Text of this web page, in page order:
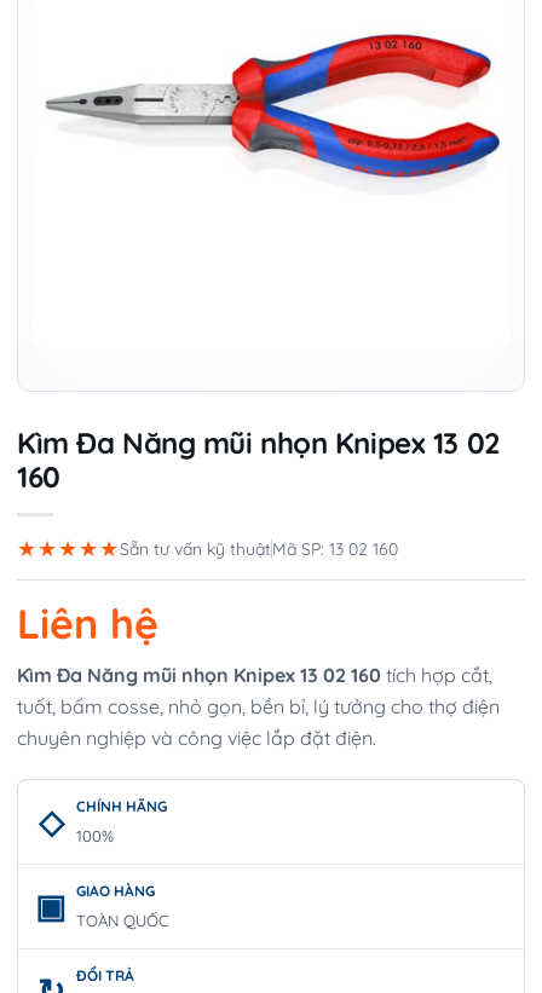
Kìm Đa Năng mũi nhọn Knipex 13 02
160
★★★★★Sẵn tư vấn kỹ thuậtMã SP: 13 02 160
Liên hệ
Kìm Đa Năng mũi nhọn Knipex 13 02 160 tích hợp cắt,
tuốt, bấm cosse, nhỏ gọn, bền bỉ, lý tưởng cho thợ điện
chuyên nghiệp và công việc lắp đặt điện.
CHÍNH HÃNG
100%
GIAO HÀNG
TOÀN QUỐC
ĐỔI TRẢ